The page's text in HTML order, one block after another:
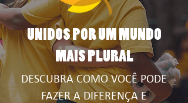
UNIDOS POR UM MUNDO
MAIS PLURAL
DESCUBRA COMO VOCÊPODE
FAZER A DIFERENÇA E